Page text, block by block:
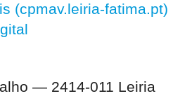
(cpmav.leiria-fatima.pt)
— 2414-011 Leiria